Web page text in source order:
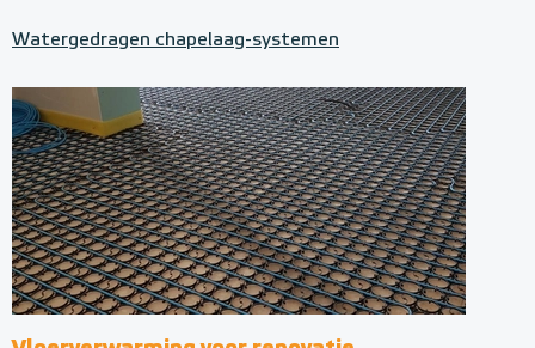
Watergedragen chapelaag-systemen